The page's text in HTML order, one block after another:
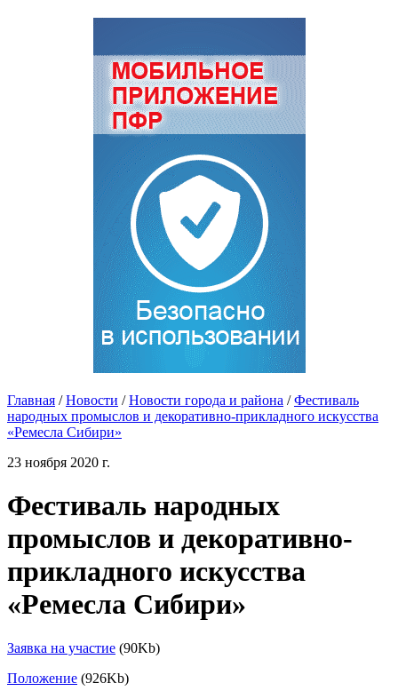
Главная / Новости / Новости города и района / Фестиваль
народных промыслов и декоративно-прикладного искусства
«Ремесла Сибири»
23 ноября 2020 г.
Фестиваль народных
промыслов и декоративно-
прикладного искусства
«Ремесла Сибири»
Заявка на участие (90Kb)
Положение (926Kb)